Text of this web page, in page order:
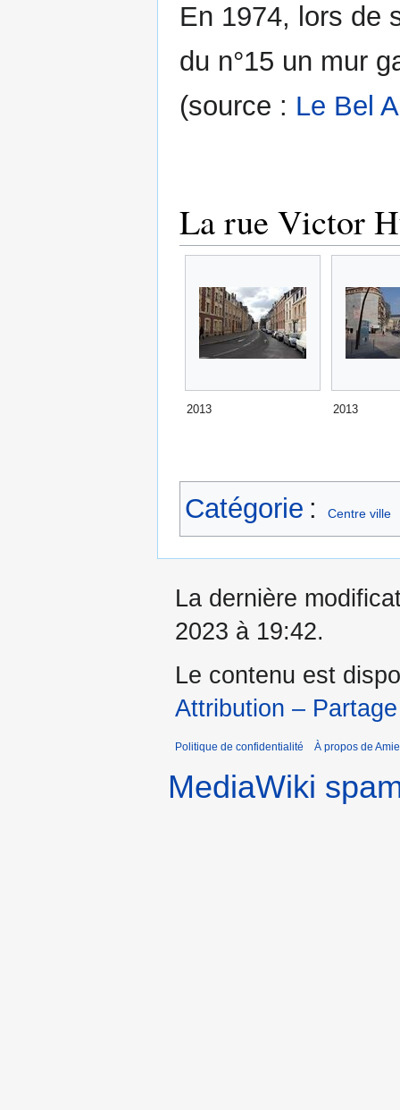
En 1974, lors de
du n°15 un mur
(source : Le Bel
La rue Victor
2013 2013
Catégorie : Centre ville
La dernière
2023 à 19:42.
Le contenu est
Attribution –
Politique de confidentialité À propos de
MediaWiki